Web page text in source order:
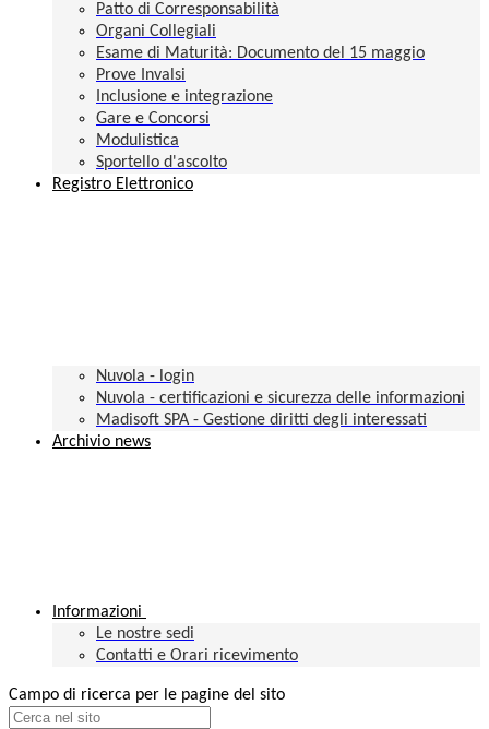
Patto di Corresponsabilità
Organi Collegiali
Esame di Maturità: Documento del 15 maggio
Prove Invalsi
Inclusione e integrazione
Gare e Concorsi
Modulistica
Sportello d'ascolto
Registro Elettronico
Nuvola - login
Nuvola - certificazioni e sicurezza delle informazioni
Madisoft SPA - Gestione diritti degli interessati
Archivio news
Informazioni
Le nostre sedi
Contatti e Orari ricevimento
Campo di ricerca per le pagine del sito